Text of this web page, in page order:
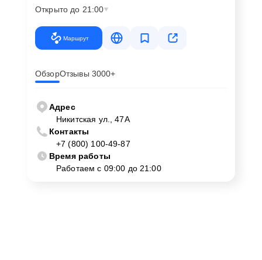
Открыто до 21:00
Маршрут
ОбзорОтзывы 3000+
Адрес
Никитская ул., 47А
Контакты
+7 (800) 100-49-87
Время работы
Работаем с 09:00 до 21:00